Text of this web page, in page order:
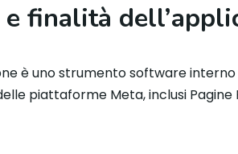
finalità
è uno strumento software
piattaforme Meta, inclusi